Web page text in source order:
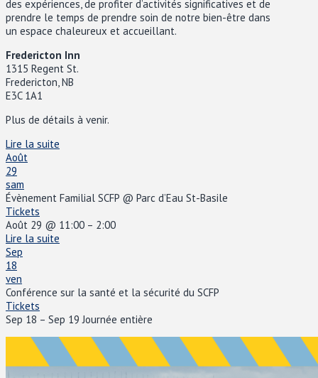
des expériences, de profiter d’activités significatives et de
prendre le temps de prendre soin de notre bien-être dans
un espace chaleureux et accueillant.
Fredericton Inn
1315 Regent St.
Fredericton, NB
E3C 1A1
Plus de détails à venir.
Lire la suite
Août
29
sam
Évènement Familial SCFP @ Parc d’Eau St-Basile
Tickets
Août 29 @ 11:00 – 2:00
Lire la suite
Sep
18
ven
Conférence sur la santé et la sécurité du SCFP
Tickets
Sep 18 – Sep 19Journée entière